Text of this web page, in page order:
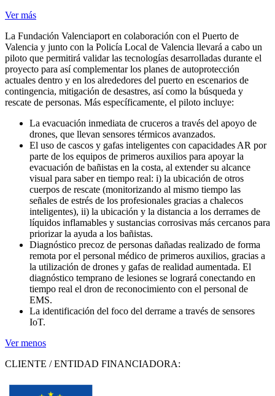
Ver más
La Fundación Valenciaport en colaboración con el Puerto de
Valencia y junto con la Policía Local de Valencia llevará a cabo un
piloto que permitirá validar las tecnologías desarrolladas durante el
proyecto para así complementar los planes de autoprotección
actuales dentro y en los alrededores del puerto en escenarios de
contingencia, mitigación de desastres, así como la búsqueda y
rescate de personas. Más específicamente, el piloto incluye:
La evacuación inmediata de cruceros a través del apoyo de
drones, que llevan sensores térmicos avanzados.
El uso de cascos y gafas inteligentes con capacidades AR por
parte de los equipos de primeros auxilios para apoyar la
evacuación de bañistas en la costa, al extender su alcance
visual para saber en tiempo real: i) la ubicación de otros
cuerpos de rescate (monitorizando al mismo tiempo las
señales de estrés de los profesionales gracias a chalecos
inteligentes), ii) la ubicación y la distancia a los derrames de
líquidos inflamables y sustancias corrosivas más cercanos para
priorizar la ayuda a los bañistas.
Diagnóstico precoz de personas dañadas realizado de forma
remota por el personal médico de primeros auxilios, gracias a
la utilización de drones y gafas de realidad aumentada. El
diagnóstico temprano de lesiones se logrará conectando en
tiempo real el dron de reconocimiento con el personal de
EMS.
La identificación del foco del derrame a través de sensores
IoT.
Ver menos
CLIENTE / ENTIDAD FINANCIADORA: